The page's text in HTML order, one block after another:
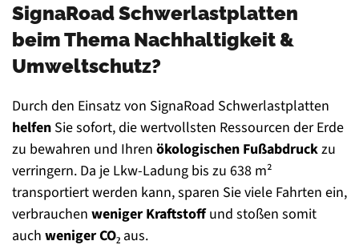
SignaRoad Schwerlastplatten
beim Thema Nachhaltigkeit &
Umweltschutz?
Durch den Einsatz von SignaRoad Schwerlastplatten
helfen Sie sofort, die wertvollsten Ressourcen der Erde
zu bewahren und Ihren ökologischen Fußabdruckzu
verringern. Da je Lkw-Ladung bis zu 638 m²
transportiert werden kann, sparen Sie viele Fahrten ein,
verbrauchen weniger Kraftstoffund stoßen somit
auch weniger CO₂ aus.